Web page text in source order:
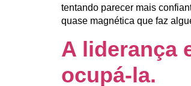
tentando parecer mais
quase magnética que faz
A liderança
ocupá-la.